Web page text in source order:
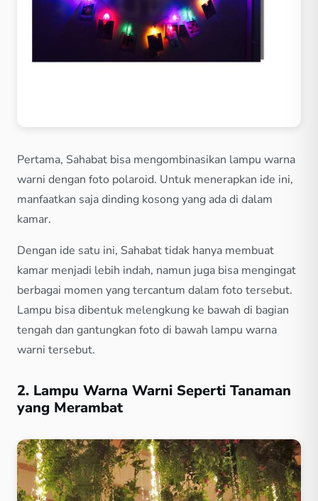
Pertama, Sahabat bisa mengombinasikan lampu warna
warni dengan foto polaroid. Untuk menerapkan ide ini,
manfaatkan saja dinding kosong yang ada di dalam
kamar.
Dengan ide satu ini, Sahabat tidak hanya membuat
kamar menjadi lebih indah, namun juga bisa mengingat
berbagai momen yang tercantum dalam foto tersebut.
Lampu bisa dibentuk melengkung ke bawah di bagian
tengah dan gantungkan foto di bawah lampu warna
warni tersebut.
2. Lampu Warna Warni Seperti Tanaman
yang Merambat